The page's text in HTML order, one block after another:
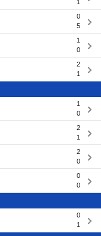
1
0
5
1
0
2
1
1
0
2
1
2
0
0
0
0
1